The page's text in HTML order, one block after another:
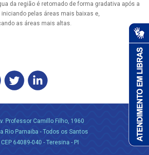
da região é retomado de forma gradativa após a
pelas áreas mais baixas e,
as áreas mais altas.
Professor Camillo Filho, 1960
Rio Parnaiba - Todos os Santos
CEP 64089-040 - Teresina - PI